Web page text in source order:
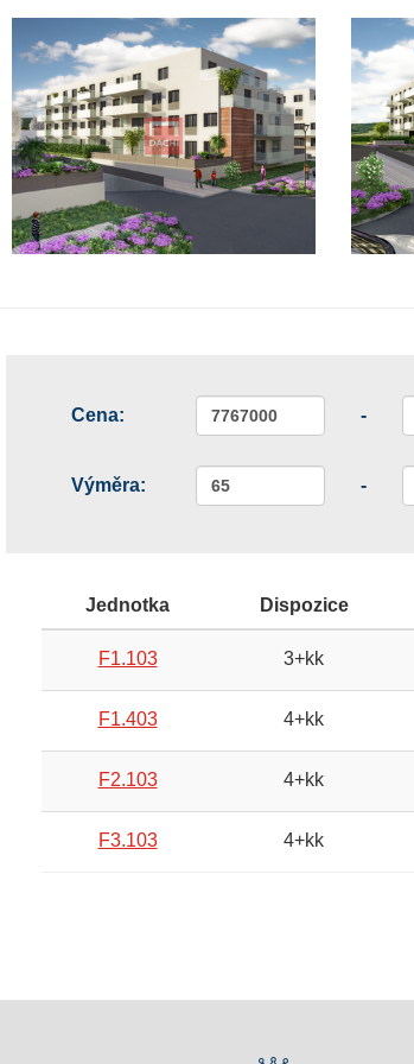
Cena: -
Výměra: -
Jednotka Dispozice
F1.103 3+kk
F1.403 4+kk
F2.103 4+kk
F3.103 4+kk